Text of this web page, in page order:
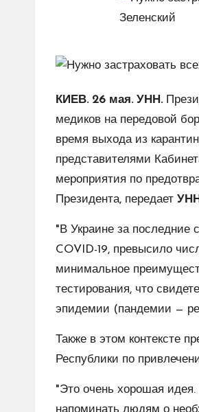
КИЕВ. 26 мая. УНН.
медиков на передовой
время выхода из
представителями
мероприятия по
Президента, передает
"В Украине за последние
COVID-19, превысило
минимальное
тестирования, что
эпидемии (пандемии —
Также в этом контексте
Республики по
"Это очень хорошая
напоминать людям о